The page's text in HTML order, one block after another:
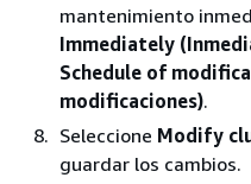
mantenimiento
Immediately
Schedule of
modificaciones).
Seleccione Modify
guardar los cambios.